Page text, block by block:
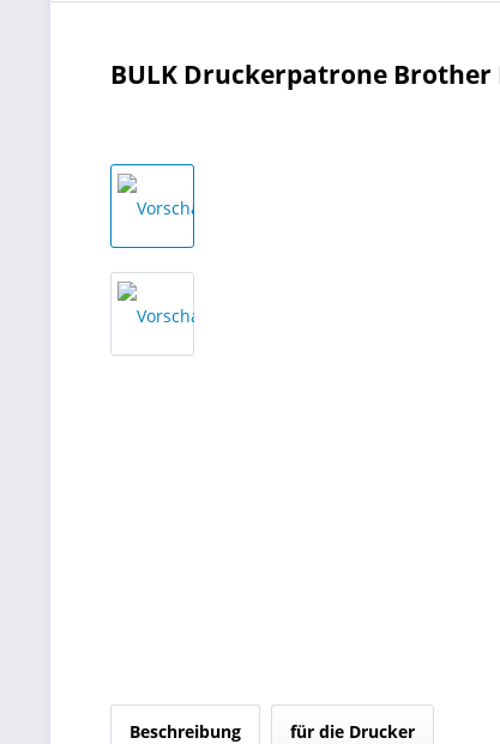
BULK Druckerpatrone Brother
Beschreibung für die Drucker